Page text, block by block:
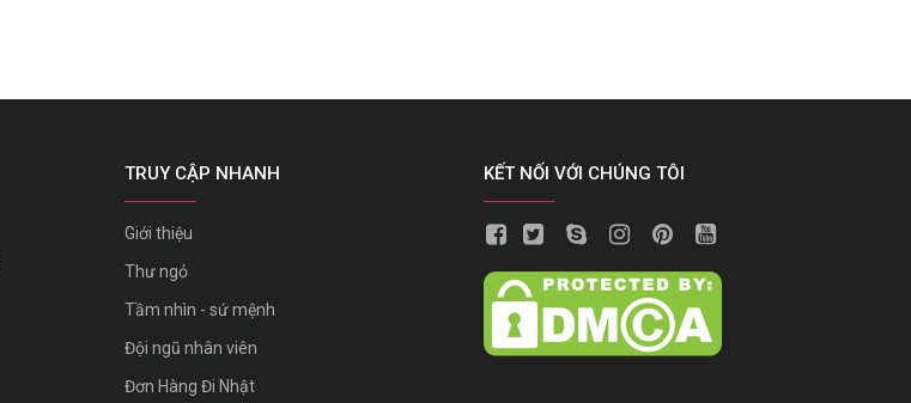
TRUY CẬP NHANH
Giới thiệu
Thư ngỏ
Tầm nhìn - sứ mệnh
Đội ngũ nhân viên
Đơn Hàng Đi Nhật
KẾT NỐI VỚI CHÚNG TÔI